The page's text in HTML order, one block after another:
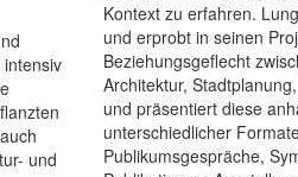
und
Kontext zu erfahren.
und erprobt in seinen
Beziehungsgeflecht
Architektur,
und präsentiert diese
unterschiedlicher
Publikumsgespräche,